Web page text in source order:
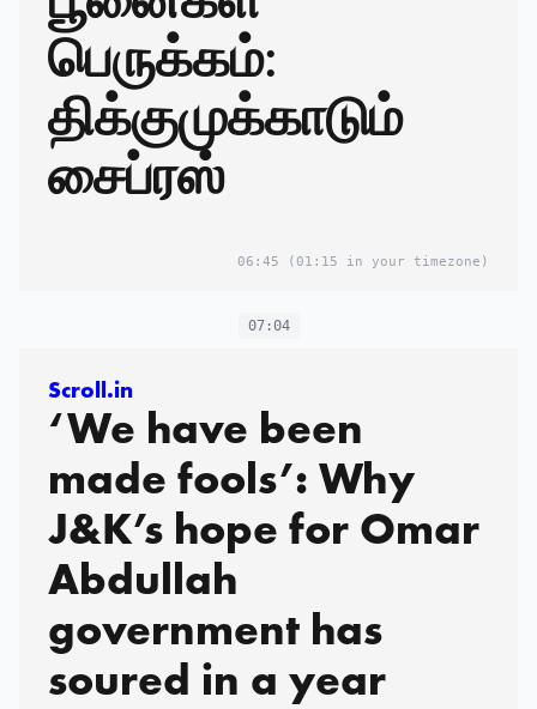
பெருக்கம்:
திக்குமுக்காடும்
சைப்ரஸ்
06:45 (01:15 in your timezone)
07:04
Scroll.in
‘We have been
made fools’: Why
J&K’s hope for Omar
Abdullah
government has
soured in a year